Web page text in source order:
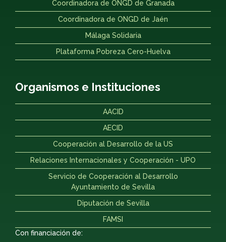
Coordinadora de ONGD de Granada
Coordinadora de ONGD de Jaén
Málaga Solidaria
Plataforma Pobreza Cero-Huelva
Organismos e Instituciones
AACID
AECID
Cooperación al Desarrollo de la US
Relaciones Internacionales y Cooperación - UPO
Servicio de Cooperación al Desarrollo
Ayuntamiento de Sevilla
Diputación de Sevilla
FAMSI
Con financiación de: